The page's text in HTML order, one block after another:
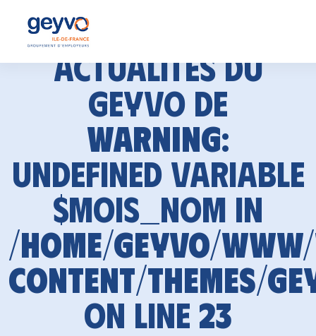
Actualités du
GEYVO de
Warning:
Undefined variable
$mois_nom in
/home/geyvo/
content/themes/
on line 23